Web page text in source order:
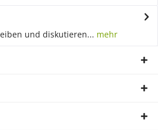
und diskutieren... mehr